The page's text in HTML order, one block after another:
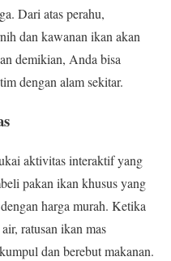
Dari atas perahu,
dan kawanan ikan akan
demikian, Anda bisa
dengan alam sekitar.
aktivitas interaktif yang
pakan ikan khusus yang
harga murah. Ketika
ratusan ikan mas
dan berebut makanan.